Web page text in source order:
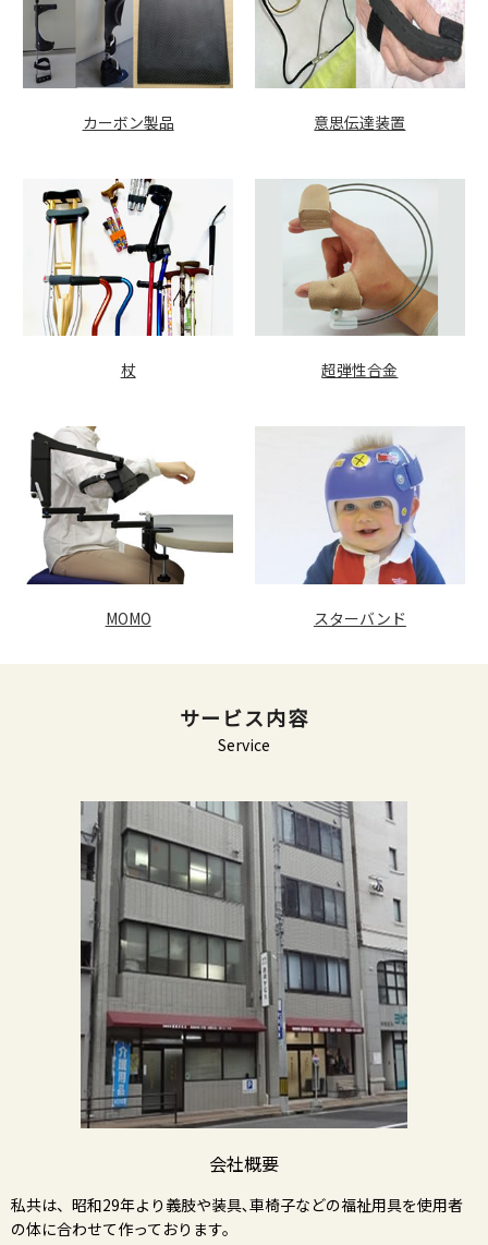
カーボン製品 意思伝達装置
杖 超弾性合金
MOMO スターバンド
サービス内容
Service
会社概要
私共は、昭和29年より義肢や装具､車椅子などの福祉用具を使用者
の体に合わせて作っております。